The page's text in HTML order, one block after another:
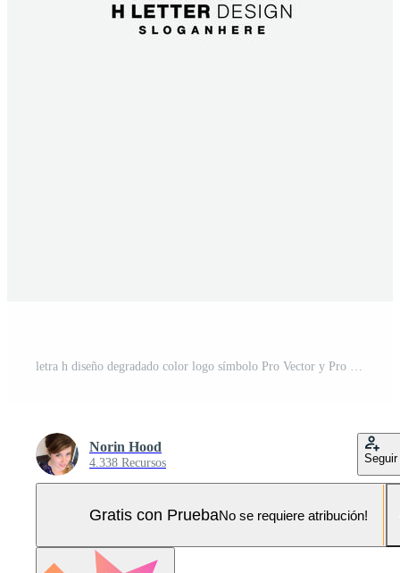
letra h diseño degradado color logo símbolo Pro Vector y Pro SVG
Norin Hood
4.338 Recursos Seguir
Gratis con PruebaNo se requiere atribución!